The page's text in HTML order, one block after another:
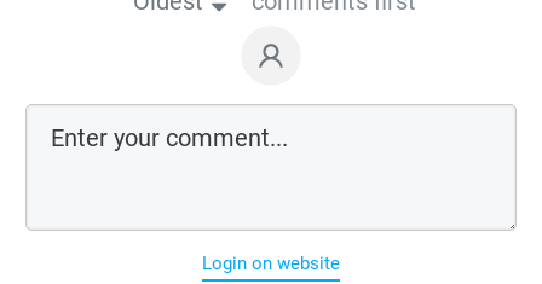
Login on website